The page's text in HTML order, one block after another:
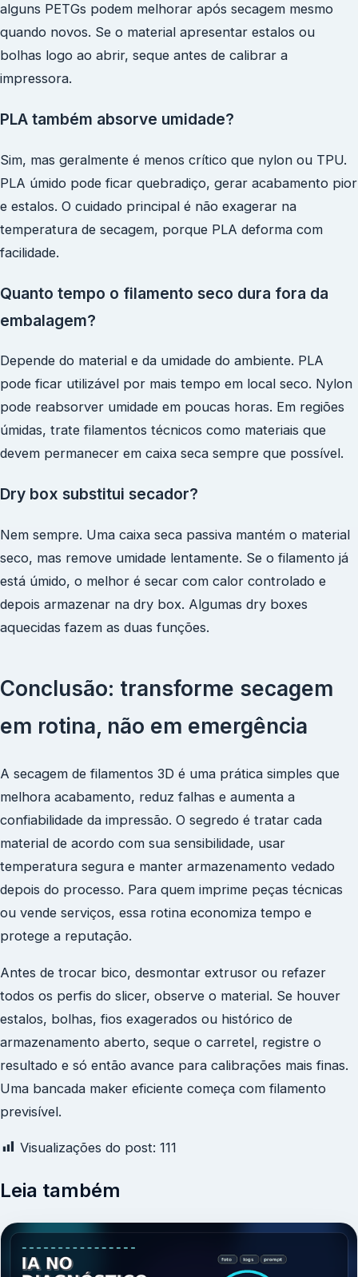
alguns PETGs podem melhorar após secagem mesmo
quando novos. Se o material apresentar estalos ou
bolhas logo ao abrir, seque antes de calibrar a
impressora.
PLA também absorve umidade?
Sim, mas geralmente é menos crítico que nylon ou TPU.
PLA úmido pode ficar quebradiço, gerar acabamento pior
e estalos. O cuidado principal é não exagerar na
temperatura de secagem, porque PLA deforma com
facilidade.
Quanto tempo o filamento seco dura fora da
embalagem?
Depende do material e da umidade do ambiente. PLA
pode ficar utilizável por mais tempo em local seco. Nylon
pode reabsorver umidade em poucas horas. Em regiões
úmidas, trate filamentos técnicos como materiais que
devem permanecer em caixa seca sempre que possível.
Dry box substitui secador?
Nem sempre. Uma caixa seca passiva mantém o material
seco, mas remove umidade lentamente. Se o filamento já
está úmido, o melhor é secar com calor controlado e
depois armazenar na dry box. Algumas dry boxes
aquecidas fazem as duas funções.
Conclusão: transforme secagem
em rotina, não em emergência
A secagem de filamentos 3D é uma prática simples que
melhora acabamento, reduz falhas e aumenta a
confiabilidade da impressão. O segredo é tratar cada
material de acordo com sua sensibilidade, usar
temperatura segura e manter armazenamento vedado
depois do processo. Para quem imprime peças técnicas
ou vende serviços, essa rotina economiza tempo e
protege a reputação.
Antes de trocar bico, desmontar extrusor ou refazer
todos os perfis do slicer, observe o material. Se houver
estalos, bolhas, fios exagerados ou histórico de
armazenamento aberto, seque o carretel, registre o
resultado e só então avance para calibrações mais finas.
Uma bancada maker eficiente começa com filamento
previsível.
Visualizações do post: 111
Leia também